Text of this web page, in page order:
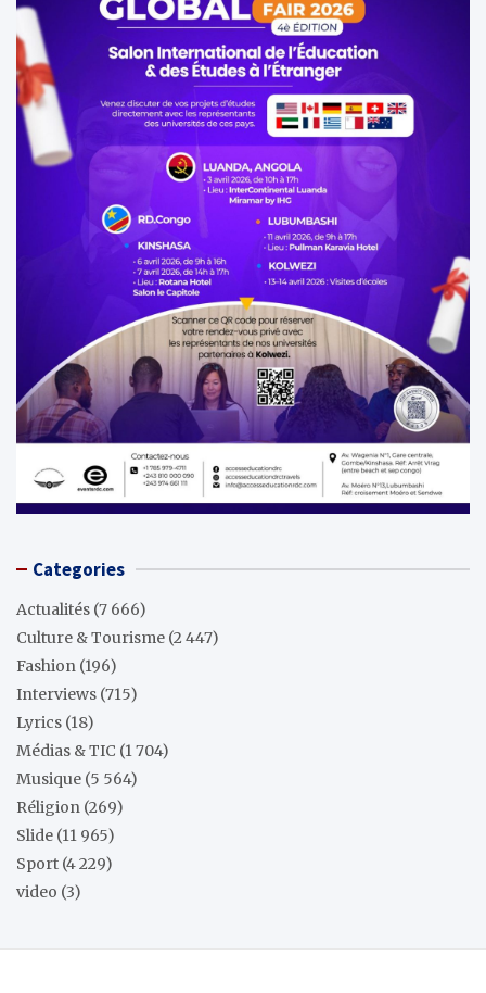
Categories
Actualités (7 666)
Culture & Tourisme (2 447)
Fashion (196)
Interviews (715)
Lyrics (18)
Médias & TIC (1 704)
Musique (5 564)
Réligion (269)
Slide (11 965)
Sport (4 229)
video (3)